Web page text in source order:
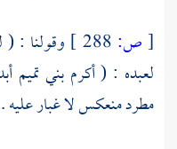
[ص:
وقولنا :
لعبده : ( أكرم بني تميم
مطرد منعكس لا غبار عليه .